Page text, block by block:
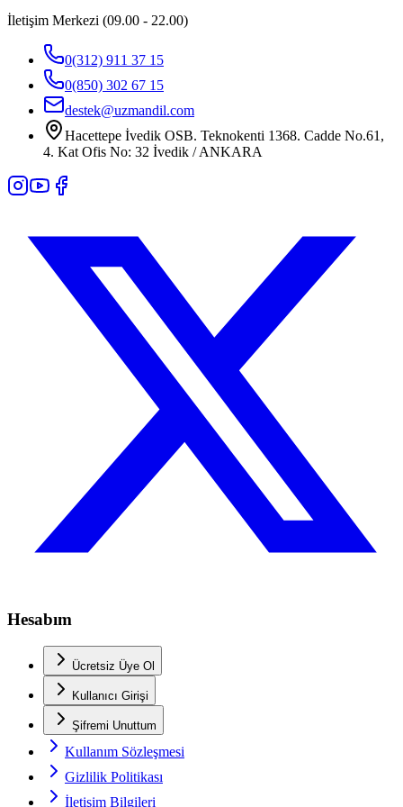
İletişim Merkezi (09.00 - 22.00)
0(312) 911 37 15
0(850) 302 67 15
destek@uzmandil.com
Hacettepe İvedik OSB. Teknokenti 1368. Cadde No.61,
4. Kat Ofis No: 32 İvedik / ANKARA
Hesabım
Ücretsiz Üye Ol
Kullanıcı Girişi
Şifremi Unuttum
Kullanım Sözleşmesi
Gizlilik Politikası
İletişim Bilgileri